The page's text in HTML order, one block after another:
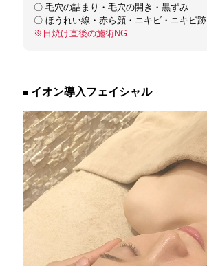
〇 毛穴の詰まり・毛穴の開き・黒ずみ
〇 ほうれい線・赤ら顔・ニキビ・ニキビ跡
※日焼け直後の施術NG
■ イオン導入フェイシャル